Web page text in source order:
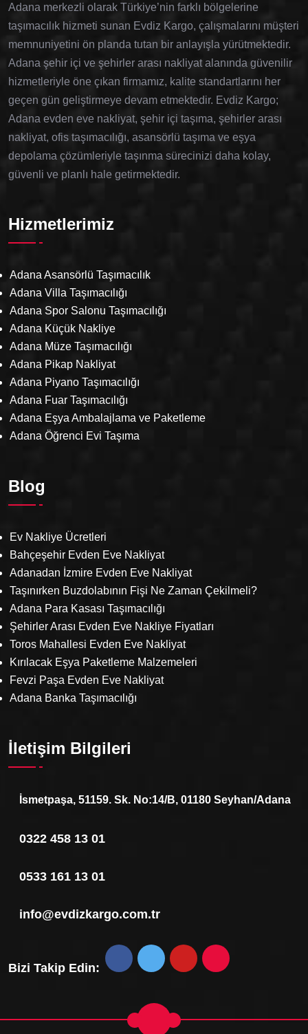
Adana merkezli olarak Türkiye’nin farklı bölgelerine
taşımacılık hizmeti sunan Evdiz Kargo, çalışmalarını müşteri
memnuniyetini ön planda tutan bir anlayışla yürütmektedir.
Adana şehir içi ve şehirler arası nakliyat alanında güvenilir
hizmetleriyle öne çıkan firmamız, kalite standartlarını her
geçen gün geliştirmeye devam etmektedir. Evdiz Kargo;
Adana evden eve nakliyat, şehir içi taşıma, şehirler arası
nakliyat, ofis taşımacılığı, asansörlü taşıma ve eşya
depolama çözümleriyle taşınma sürecinizi daha kolay,
güvenli ve planlı hale getirmektedir.
Hizmetlerimiz
Adana Asansörlü Taşımacılık
Adana Villa Taşımacılığı
Adana Spor Salonu Taşımacılığı
Adana Küçük Nakliye
Adana Müze Taşımacılığı
Adana Pikap Nakliyat
Adana Piyano Taşımacılığı
Adana Fuar Taşımacılığı
Adana Eşya Ambalajlama ve Paketleme
Adana Öğrenci Evi Taşıma
Blog
Ev Nakliye Ücretleri
Bahçeşehir Evden Eve Nakliyat
Adanadan İzmire Evden Eve Nakliyat
Taşınırken Buzdolabının Fişi Ne Zaman Çekilmeli?
Adana Para Kasası Taşımacılığı
Şehirler Arası Evden Eve Nakliye Fiyatları
Toros Mahallesi Evden Eve Nakliyat
Kırılacak Eşya Paketleme Malzemeleri
Fevzi Paşa Evden Eve Nakliyat
Adana Banka Taşımacılığı
İletişim Bilgileri
İsmetpaşa, 51159. Sk. No:14/B, 01180 Seyhan/Adana
0322 458 13 01
0533 161 13 01
info@evdizkargo.com.tr
Bizi Takip Edin: